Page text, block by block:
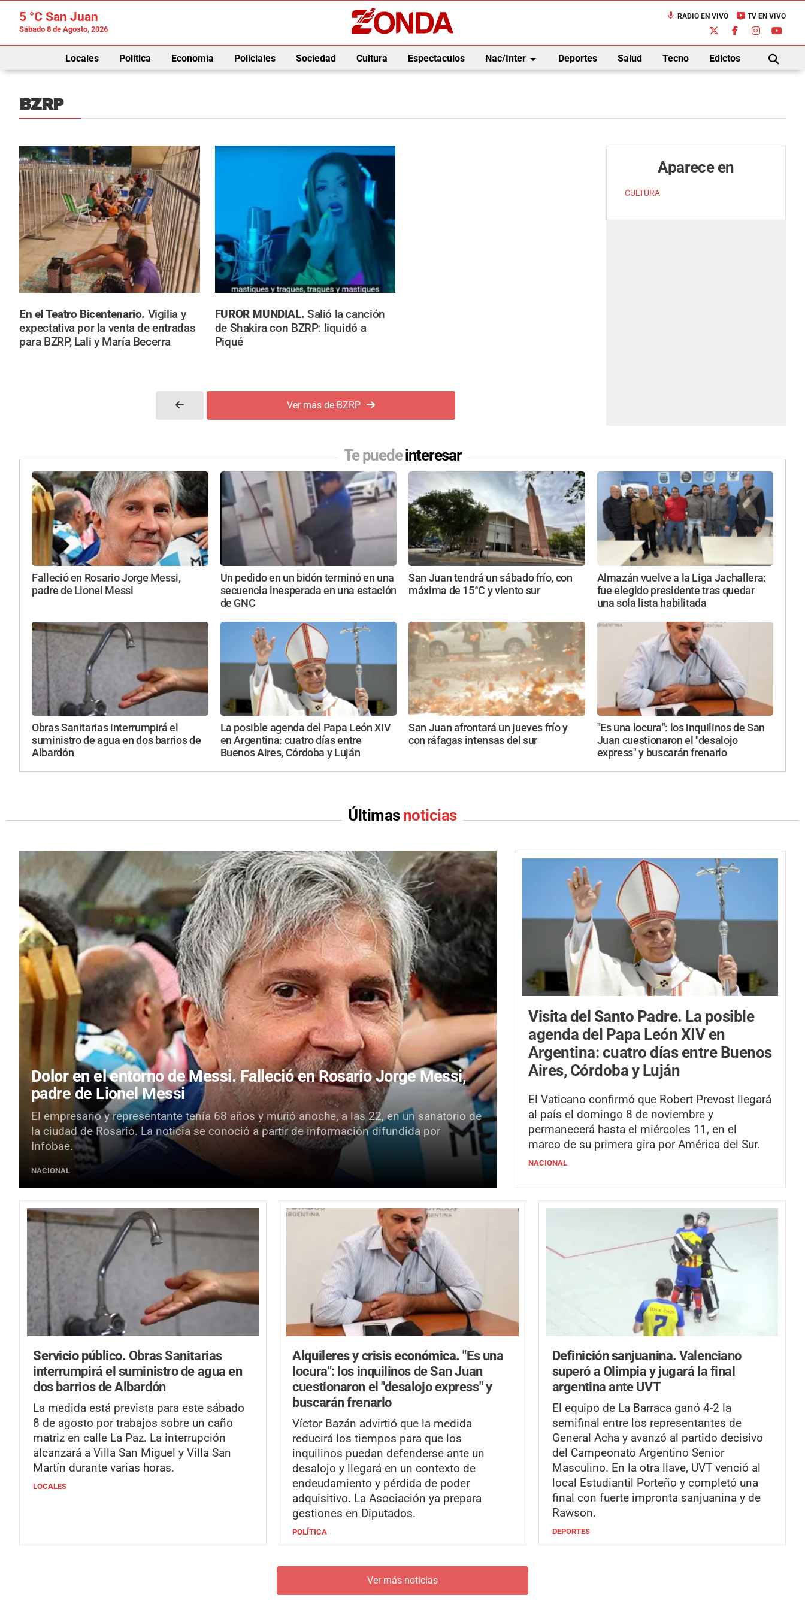
5 °C San Juan
Sábado 8 de Agosto, 2026
mic RADIO EN VIVO live_tv TV EN VIVO
Locales Política Economía Policiales Sociedad Cultura Espectaculos Nac/Interarrow_drop_down Deportes Salud Tecno Edictos
BUSCAR
BZRP
En el Teatro Bicentenario. Vigilia y
expectativa por la venta de entradas
para BZRP, Lali y María Becerra
FUROR MUNDIAL. Salió la canción
de Shakira con BZRP: liquidó a
Piqué
Ver más de BZRP
Aparece en
CULTURA
Te puedeinteresar
Falleció en Rosario Jorge Messi,
padre de Lionel Messi
Un pedido en un bidón terminó en una
secuencia inesperada en una estación
de GNC
San Juan tendrá un sábado frío, con
máxima de 15°C y viento sur
Almazán vuelve a la Liga Jachallera:
fue elegido presidente tras quedar
una sola lista habilitada
Obras Sanitarias interrumpirá el
suministro de agua en dos barrios de
Albardón
La posible agenda del Papa León XIV
en Argentina: cuatro días entre
Buenos Aires, Córdoba y Luján
San Juan afrontará un jueves frío y
con ráfagas intensas del sur
"Es una locura": los inquilinos de San
Juan cuestionaron el "desalojo
express" y buscarán frenarlo
Últimas noticias
Dolor en el entorno de Messi.Falleció en Rosario Jorge Messi,
padre de Lionel Messi
El empresario y representante tenía 68 años y murió anoche, a las 22, en un sanatorio de
la ciudad de Rosario. La noticia se conoció a partir de información difundida por
Infobae.
NACIONAL
Visita del Santo Padre. La posible
agenda del Papa León XIV en
Argentina: cuatro días entre Buenos
Aires, Córdoba y Luján
El Vaticano confirmó que Robert Prevost llegará
al país el domingo 8 de noviembre y
permanecerá hasta el miércoles 11, en el
marco de su primera gira por América del Sur.
NACIONAL
Servicio público. Obras Sanitarias
interrumpirá el suministro de agua en
dos barrios de Albardón
La medida está prevista para este sábado
8 de agosto por trabajos sobre un caño
matriz en calle La Paz. La interrupción
alcanzará a Villa San Miguel y Villa San
Martín durante varias horas.
LOCALES
Alquileres y crisis económica."Es una
locura": los inquilinos de San Juan
cuestionaron el "desalojo express" y
buscarán frenarlo
Víctor Bazán advirtió que la medida
reducirá los tiempos para que los
inquilinos puedan defenderse ante un
desalojo y llegará en un contexto de
endeudamiento y pérdida de poder
adquisitivo. La Asociación ya prepara
gestiones en Diputados.
POLÍTICA
Definición sanjuanina.Valenciano
superó a Olimpia y jugará la final
argentina ante UVT
El equipo de La Barraca ganó 4-2 la
semifinal entre los representantes de
General Acha y avanzó al partido decisivo
del Campeonato Argentino Senior
Masculino. En la otra llave, UVT venció al
local Estudiantil Porteño y completó una
final con fuerte impronta sanjuanina y de
Rawson.
DEPORTES
Ver más noticias